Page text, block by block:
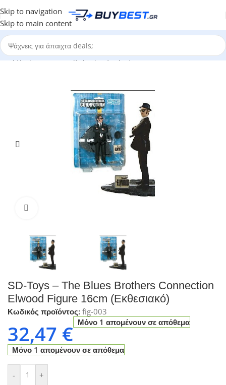
Skip to navigation
Skip to main content
Αρχική σελίδα/Κατηγορίες/Φιγούρες
SD-Toys – The Blues Brothers Connection
Elwood Figure 16cm (Εκθεσιακό)
Κωδικός προϊόντος: fig-003
32,47 € Μόνο 1 απομένουν σε απόθεμα
Μόνο 1 απομένουν σε απόθεμα
- +